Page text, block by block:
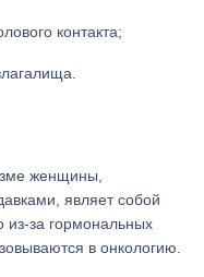
контакта;
женщины,
являет собой
из-за гормональных
в онкологию.